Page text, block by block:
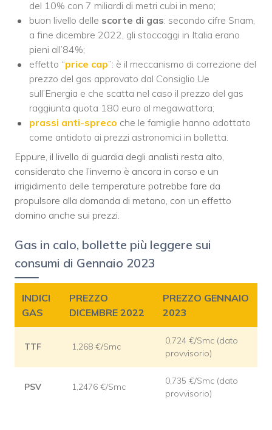
del 10% con 7 miliardi di metri cubi in meno;
buon livello delle scorte di gas: secondo cifre Snam,
a fine dicembre 2022, gli stoccaggi in Italia erano
pieni all’84%;
effetto “price cap”: è il meccanismo di correzione del
prezzo del gas approvato dal Consiglio Ue
sull’Energia e che scatta nel caso il prezzo del gas
raggiunta quota 180 euro al megawattora;
prassi anti-spreco che le famiglie hanno adottato
come antidoto ai prezzi astronomici in bolletta.
Eppure, il livello di guardia degli analisti resta alto,
considerato che l’inverno è ancora in corso e un
irrigidimento delle temperature potrebbe fare da
propulsore alla domanda di metano, con un effetto
domino anche sui prezzi.
Gas in calo, bollette più leggere sui
consumi di Gennaio 2023
INDICI
GAS
PREZZO
DICEMBRE 2022
PREZZO GENNAIO
2023
TTF 1,268 €/Smc
0,724 €/Smc (dato
provvisorio)
PSV 1,2476 €/Smc
0,735 €/Smc (dato
provvisorio)